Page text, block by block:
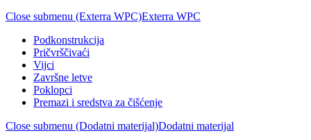
Close submenu (Exterra WPC)Exterra WPC
Podkonstrukcija
Pričvrščivaći
Vijci
Završne letve
Poklopci
Premazi i sredstva za čišćenje
Close submenu (Dodatni materijal)Dodatni materijal